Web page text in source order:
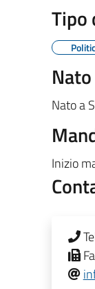
Tipo
Nato a
Inizio